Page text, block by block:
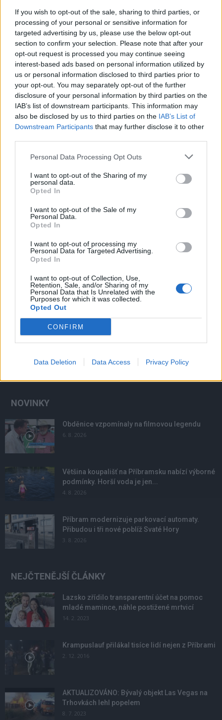
If you wish to opt-out of the sale, sharing to third parties, or
processing of your personal or sensitive information for
targeted advertising by us, please use the below opt-out
section to confirm your selection. Please note that after your
opt-out request is processed you may continue seeing
interest-based ads based on personal information utilized by
us or personal information disclosed to third parties prior to
your opt-out. You may separately opt-out of the further
disclosure of your personal information by third parties on the
IAB’s list of downstream participants. This information may
also be disclosed by us to third parties on the IAB’s List of
Downstream Participants that may further disclose it to other
Personal Data Processing Opt Outs
I want to opt-out of the Sharing of my
personal data.
Opted In
I want to opt-out of the Sale of my
Personal Data.
Opted In
I want to opt-out of processing my
Personal Data for Targeted Advertising.
Opted In
I want to opt-out of Collection, Use,
Retention, Sale, and/or Sharing of my
Personal Data that Is Unrelated with the
Purposes for which it was collected.
Opted Out
CONFIRM
Data Deletion Data Access Privacy Policy
SOUVISEJÍCÍ ČLÁNKY
VÍCE OD AUTORA
Zpravodajství
Většina koupališť na Příbramsku nabízí
výborné podmínky. Horší voda je jen na
Živohošti
Zpravodajství
Příbram modernizuje parkovací automaty.
Přibudou i tři nové poblíž Svaté Hory
Zpravodajství
Obce nově získají body i za předcházení
vzniku odpadu
NOVINKY
Obděnice vzpomínaly na filmovou legendu
6. 8. 2026
Většina koupališť na Příbramsku nabízí výborné
podmínky. Horší voda je jen...
4. 8. 2026
Příbram modernizuje parkovací automaty.
Přibudou i tři nové poblíž Svaté Hory
3. 8. 2026
NEJČTENĚJŠÍ ČLÁNKY
Lazsko zřídilo transparentní účet na pomoc
mladé mamince, náhle postižené mrtvicí
14. 2. 2023
Krampuslauf přilákal tisíce lidí nejen z Příbrami
2. 12. 2016
AKTUALIZOVÁNO: Bývalý objekt Las Vegas na
Trhovkách lehl popelem
8. 7. 2023